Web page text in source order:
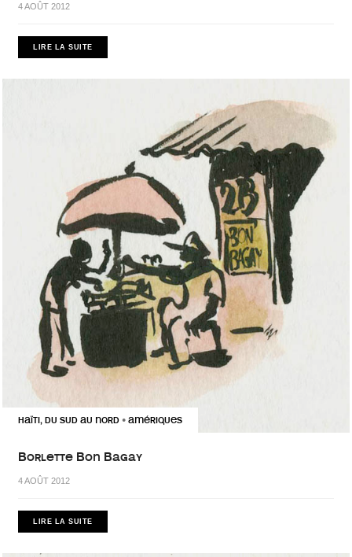
4 AOÛT 2012
LIRE LA SUITE
HAÏTI, DU SUD AU NORD • AMÉRIQUES
Borlette Bon Bagay
4 AOÛT 2012
LIRE LA SUITE